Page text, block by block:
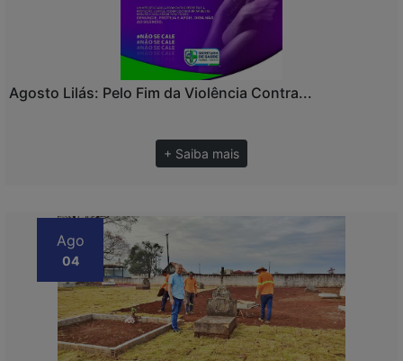
Agosto Lilás: Pelo Fim da Violência Contra...
+ Saiba mais
Ago
04